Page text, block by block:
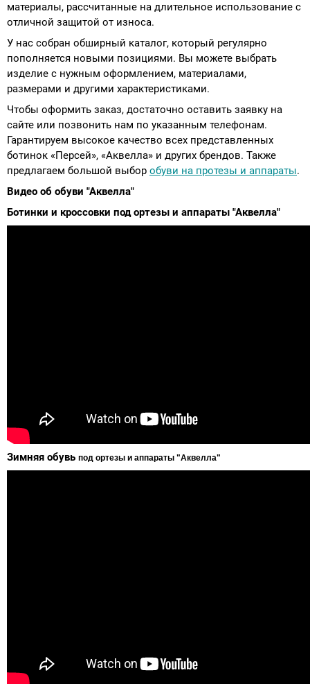
материалы, рассчитанные на длительное использование с
отличной защитой от износа.
У нас собран обширный каталог, который регулярно
пополняется новыми позициями. Вы можете выбрать
изделие с нужным оформлением, материалами,
размерами и другими характеристиками.
Чтобы оформить заказ, достаточно оставить заявку на
сайте или позвонить нам по указанным телефонам.
Гарантируем высокое качество всех представленных
ботинок «Персей», «Аквелла» и других брендов. Также
предлагаем большой выбор обуви на протезы и аппараты.
Видео об обуви "Аквелла"
Ботинки и кроссовки под ортезы и аппараты "Аквелла"
Зимняя обувь под ортезы и аппараты "Аквелла"